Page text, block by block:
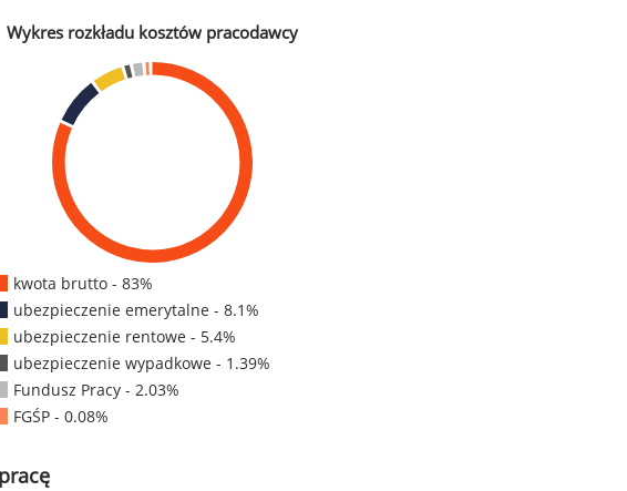
Wykres rozkładu kosztów pracodawcy
kwota brutto - 83%
ubezpieczenie emerytalne - 8.1%
ubezpieczenie rentowe - 5.4%
ubezpieczenie wypadkowe - 1.39%
Fundusz Pracy - 2.03%
FGŚP - 0.08%